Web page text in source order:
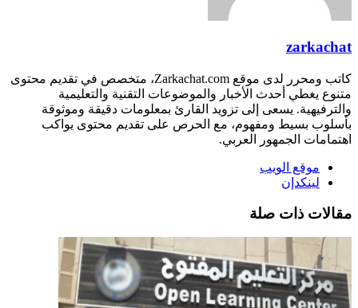
zarkachat
كاتب ومحرر لدى موقع Zarkachat.com، متخصص في تقديم محتوى
متنوع يغطي أحدث الأخبار والموضوعات التقنية والتعليمية
والترفيهية. يسعى إلى تزويد القارئ بمعلومات دقيقة وموثوقة
بأسلوب بسيط ومفهوم، مع الحرص على تقديم محتوى يواكب
اهتمامات الجمهور العربي.
موقع الويب
لينكدإن
مقالات ذات صلة